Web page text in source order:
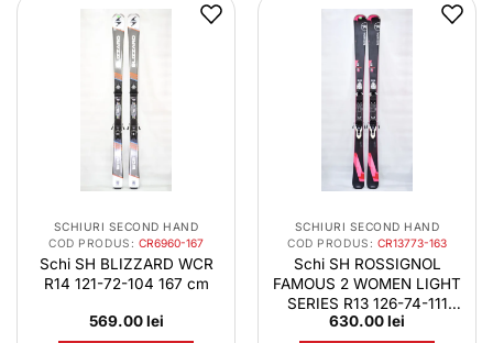
SCHIURI SECOND HAND
COD PRODUS: CR6960-167
Schi SH BLIZZARD WCR
R14 121-72-104 167 cm
569.00lei
SCHIURI SECOND HAND
COD PRODUS: CR13773-163
Schi SH ROSSIGNOL
FAMOUS 2 WOMEN LIGHT
SERIES R13 126-74-111
163cm
630.00lei